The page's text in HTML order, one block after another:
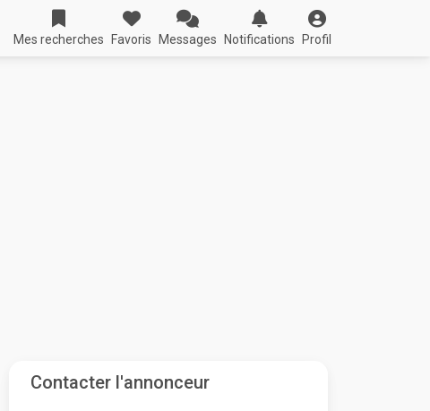
Mes recherches Favoris Messages Notifications Profil
Contacter l'annonceur